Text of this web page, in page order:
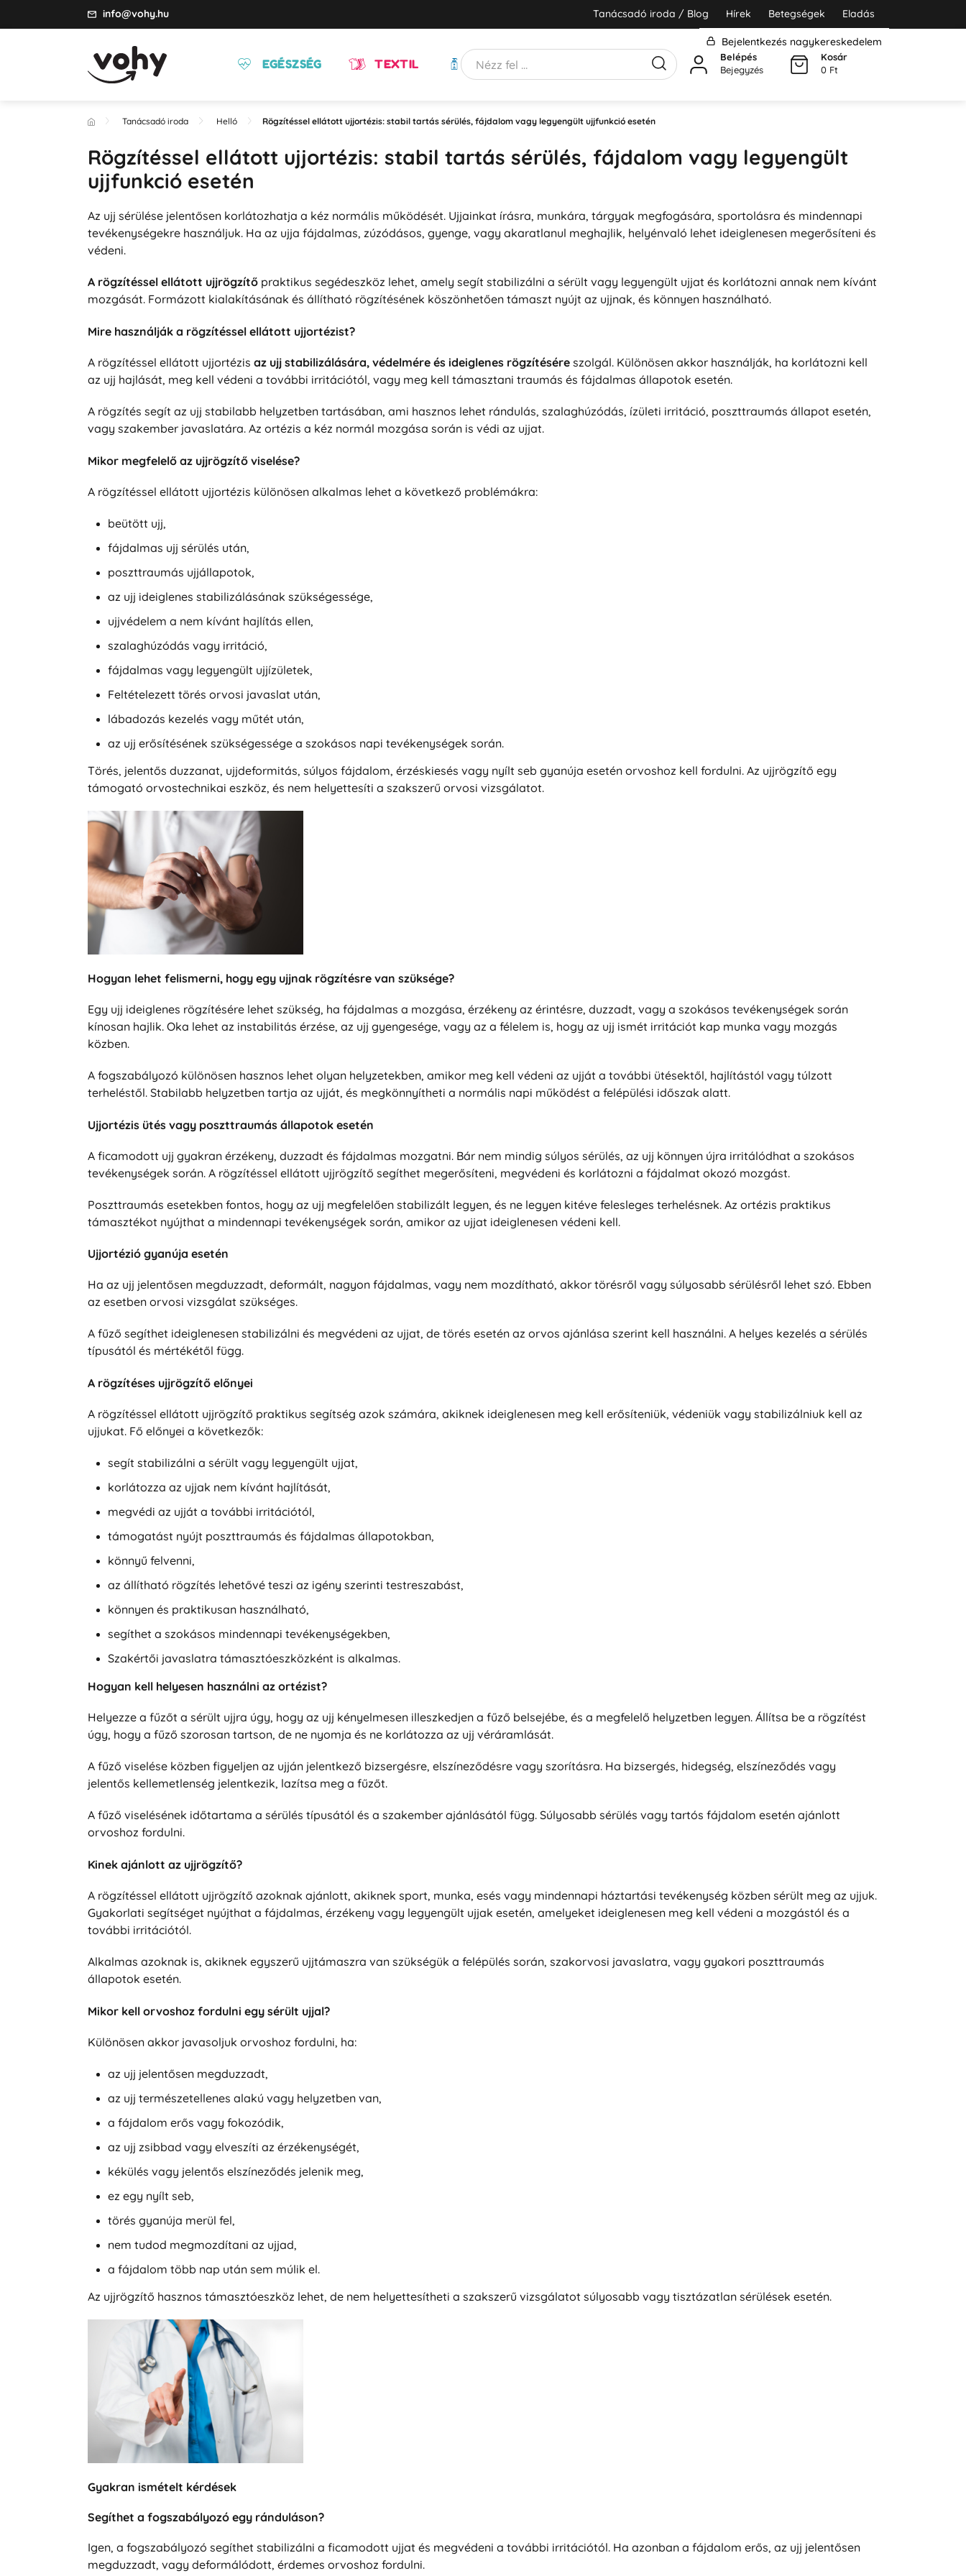
info@vohy.hu Tanácsadó iroda / Blog Hírek Betegségek Eladás
Bejelentkezés nagykereskedelem
EGÉSZSÉG TEXTIL HIGIÉNIA
Belépés
Bejegyzés
Kosár
0 Ft
Tanácsadó iroda Helló Rögzítéssel ellátott ujjortézis: stabil tartás sérülés, fájdalom vagy legyengült ujjfunkció esetén
Rögzítéssel ellátott ujjortézis: stabil tartás sérülés, fájdalom vagy legyengült
ujjfunkció esetén
Az ujj sérülése jelentősen korlátozhatja a kéz normális működését. Ujjainkat írásra, munkára, tárgyak megfogására, sportolásra és mindennapi
tevékenységekre használjuk. Ha az ujja fájdalmas, zúzódásos, gyenge, vagy akaratlanul meghajlik, helyénvaló lehet ideiglenesen megerősíteni és
védeni.
A rögzítéssel ellátott ujjrögzítőpraktikus segédeszköz lehet, amely segít stabilizálni a sérült vagy legyengült ujjat és korlátozni annak nem kívánt
mozgását. Formázott kialakításának és állítható rögzítésének köszönhetően támaszt nyújt az ujjnak, és könnyen használható.
Mire használják a rögzítéssel ellátott ujjortézist?
A rögzítéssel ellátott ujjortézis az ujj stabilizálására, védelmére és ideiglenes rögzítéséreszolgál. Különösen akkor használják, ha korlátozni kell
az ujj hajlását, meg kell védeni a további irritációtól, vagy meg kell támasztani traumás és fájdalmas állapotok esetén.
A rögzítés segít az ujj stabilabb helyzetben tartásában, ami hasznos lehet rándulás, szalaghúzódás, ízületi irritáció, poszttraumás állapot esetén,
vagy szakember javaslatára. Az ortézis a kéz normál mozgása során is védi az ujjat.
Mikor megfelelő az ujjrögzítő viselése?
A rögzítéssel ellátott ujjortézis különösen alkalmas lehet a következő problémákra:
beütött ujj,
fájdalmas ujj sérülés után,
poszttraumás ujjállapotok,
az ujj ideiglenes stabilizálásának szükségessége,
ujjvédelem a nem kívánt hajlítás ellen,
szalaghúzódás vagy irritáció,
fájdalmas vagy legyengült ujjízületek,
Feltételezett törés orvosi javaslat után,
lábadozás kezelés vagy műtét után,
az ujj erősítésének szükségessége a szokásos napi tevékenységek során.
Törés, jelentős duzzanat, ujjdeformitás, súlyos fájdalom, érzéskiesés vagy nyílt seb gyanúja esetén orvoshoz kell fordulni. Az ujjrögzítő egy
támogató orvostechnikai eszköz, és nem helyettesíti a szakszerű orvosi vizsgálatot.
Hogyan lehet felismerni, hogy egy ujjnak rögzítésre van szüksége?
Egy ujj ideiglenes rögzítésére lehet szükség, ha fájdalmas a mozgása, érzékeny az érintésre, duzzadt, vagy a szokásos tevékenységek során
kínosan hajlik. Oka lehet az instabilitás érzése, az ujj gyengesége, vagy az a félelem is, hogy az ujj ismét irritációt kap munka vagy mozgás
közben.
A fogszabályozó különösen hasznos lehet olyan helyzetekben, amikor meg kell védeni az ujját a további ütésektől, hajlítástól vagy túlzott
terheléstől. Stabilabb helyzetben tartja az ujját, és megkönnyítheti a normális napi működést a felépülési időszak alatt.
Ujjortézis ütés vagy poszttraumás állapotok esetén
A ficamodott ujj gyakran érzékeny, duzzadt és fájdalmas mozgatni. Bár nem mindig súlyos sérülés, az ujj könnyen újra irritálódhat a szokásos
tevékenységek során. A rögzítéssel ellátott ujjrögzítő segíthet megerősíteni, megvédeni és korlátozni a fájdalmat okozó mozgást.
Poszttraumás esetekben fontos, hogy az ujj megfelelően stabilizált legyen, és ne legyen kitéve felesleges terhelésnek. Az ortézis praktikus
támasztékot nyújthat a mindennapi tevékenységek során, amikor az ujjat ideiglenesen védeni kell.
Ujjortézió gyanúja esetén
Ha az ujj jelentősen megduzzadt, deformált, nagyon fájdalmas, vagy nem mozdítható, akkor törésről vagy súlyosabb sérülésről lehet szó. Ebben
az esetben orvosi vizsgálat szükséges.
A fűző segíthet ideiglenesen stabilizálni és megvédeni az ujjat, de törés esetén az orvos ajánlása szerint kell használni. A helyes kezelés a sérülés
típusától és mértékétől függ.
A rögzítéses ujjrögzítő előnyei
A rögzítéssel ellátott ujjrögzítő praktikus segítség azok számára, akiknek ideiglenesen meg kell erősíteniük, védeniük vagy stabilizálniuk kell az
ujjukat. Fő előnyei a következők:
segít stabilizálni a sérült vagy legyengült ujjat,
korlátozza az ujjak nem kívánt hajlítását,
megvédi az ujját a további irritációtól,
támogatást nyújt poszttraumás és fájdalmas állapotokban,
könnyű felvenni,
az állítható rögzítés lehetővé teszi az igény szerinti testreszabást,
könnyen és praktikusan használható,
segíthet a szokásos mindennapi tevékenységekben,
Szakértői javaslatra támasztóeszközként is alkalmas.
Hogyan kell helyesen használni az ortézist?
Helyezze a fűzőt a sérült ujjra úgy, hogy az ujj kényelmesen illeszkedjen a fűző belsejébe, és a megfelelő helyzetben legyen. Állítsa be a rögzítést
úgy, hogy a fűző szorosan tartson, de ne nyomja és ne korlátozza az ujj véráramlását.
A fűző viselése közben figyeljen az ujján jelentkező bizsergésre, elszíneződésre vagy szorításra. Ha bizsergés, hidegség, elszíneződés vagy
jelentős kellemetlenség jelentkezik, lazítsa meg a fűzőt.
A fűző viselésének időtartama a sérülés típusától és a szakember ajánlásától függ. Súlyosabb sérülés vagy tartós fájdalom esetén ajánlott
orvoshoz fordulni.
Kinek ajánlott az ujjrögzítő?
A rögzítéssel ellátott ujjrögzítő azoknak ajánlott, akiknek sport, munka, esés vagy mindennapi háztartási tevékenység közben sérült meg az ujjuk.
Gyakorlati segítséget nyújthat a fájdalmas, érzékeny vagy legyengült ujjak esetén, amelyeket ideiglenesen meg kell védeni a mozgástól és a
további irritációtól.
Alkalmas azoknak is, akiknek egyszerű ujjtámaszra van szükségük a felépülés során, szakorvosi javaslatra, vagy gyakori poszttraumás
állapotok esetén.
Mikor kell orvoshoz fordulni egy sérült ujjal?
Különösen akkor javasoljuk orvoshoz fordulni, ha:
az ujj jelentősen megduzzadt,
az ujj természetellenes alakú vagy helyzetben van,
a fájdalom erős vagy fokozódik,
az ujj zsibbad vagy elveszíti az érzékenységét,
kékülés vagy jelentős elszíneződés jelenik meg,
ez egy nyílt seb,
törés gyanúja merül fel,
nem tudod megmozdítani az ujjad,
a fájdalom több nap után sem múlik el.
Az ujjrögzítő hasznos támasztóeszköz lehet, de nem helyettesítheti a szakszerű vizsgálatot súlyosabb vagy tisztázatlan sérülések esetén.
Gyakran ismételt kérdések
Segíthet a fogszabályozó egy ránduláson?
Igen, a fogszabályozó segíthet stabilizálni a ficamodott ujjat és megvédeni a további irritációtól. Ha azonban a fájdalom erős, az ujj jelentősen
megduzzadt, vagy deformálódott, érdemes orvoshoz fordulni.